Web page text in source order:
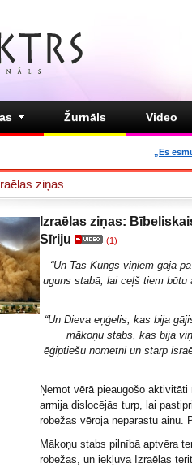
Žurnāls Video
„Es
ziņas
Izraēlas ziņas:
Sīriju
(1)
“Un Tas Kungs viņiem gāja
uguns stabā, lai ceļš tiem būtu
“Un Dieva eņģelis, kas bija
mākoņu stabs, kas bija
ēģiptiešu nometni un starp
Ņemot vērā pieaugošo
armija dislocējās turp, lai
robežas vēroja neparastu ainu.
Mākoņu stabs pilnībā aptvēra
robežas, un iekļuva Izraēlas